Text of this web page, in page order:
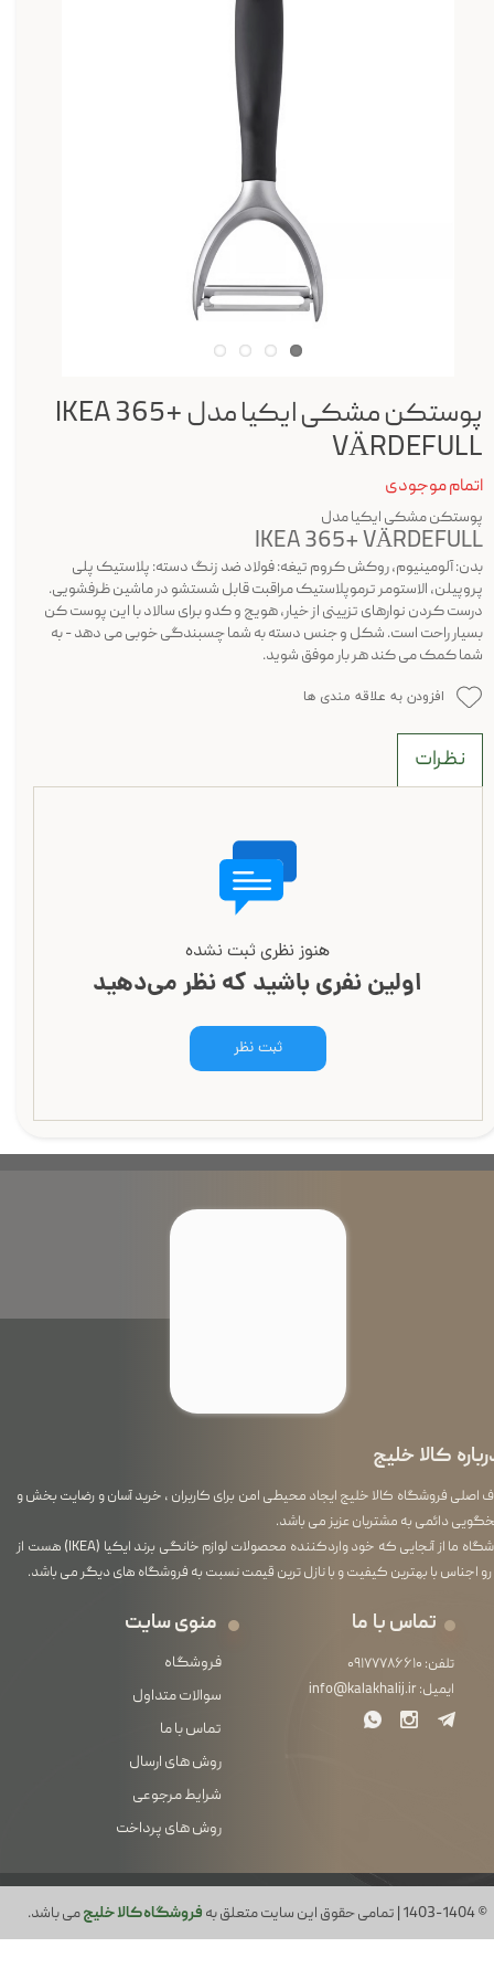
پوستکن مشکی ایکیا مدل IKEA 365+
VÄRDEFULL
اتمام موجودی
پوستکن مشکی ایکیا مدل
IKEA 365+ VÄRDEFULL
بدن: آلومینیوم، روکش کروم تیغه: فولاد ضد زنگ دسته: پلاستیک پلی
پروپیلن، الاستومر ترموپلاستیک مراقبت قابل شستشو در ماشین ظرفشویی.
درست کردن نوارهای تزیینی از خیار، هویج و کدو برای سالاد با این پوست کن
بسیار راحت است. شکل و جنس دسته به شما چسبندگی خوبی می دهد - به
شما کمک می کند هر بار موفق شوید.
افزودن به علاقه مندی ها
نظرات
هنوز نظری ثبت نشده
اولین نفری باشید که نظر می‌دهید
ثبت نظر
© 1403-1404 | تمامی حقوق این سایت متعلق به فروشگاه کالا خلیجمی باشد.
کالا خلیج
اصلی فروشگاه کالا خلیج ایجاد محیطی امن برای کاربران ، خرید آسان و رضایت بخش و
دائمی به مشتریان عزیز می باشد.
فروشگاه ما از آنجایی که خود واردکننده محصولات لوازم خانگی برند ایکیا (IKEA) هست از
رو اجناس با بهترین کیفیت و با نازل ترین قیمت نسبت به فروشگاه های دیگر می باشد.
منوی سایت
فروشگاه
سوالات متداول
تماس با ما
روش های ارسال
شرایط مرجوعی
روش های پرداخت
تماس با ما
تلفن: ۰۹۱۷۷۷۸۶۶۱۰
ایمیل:info@kalakhalij.ir